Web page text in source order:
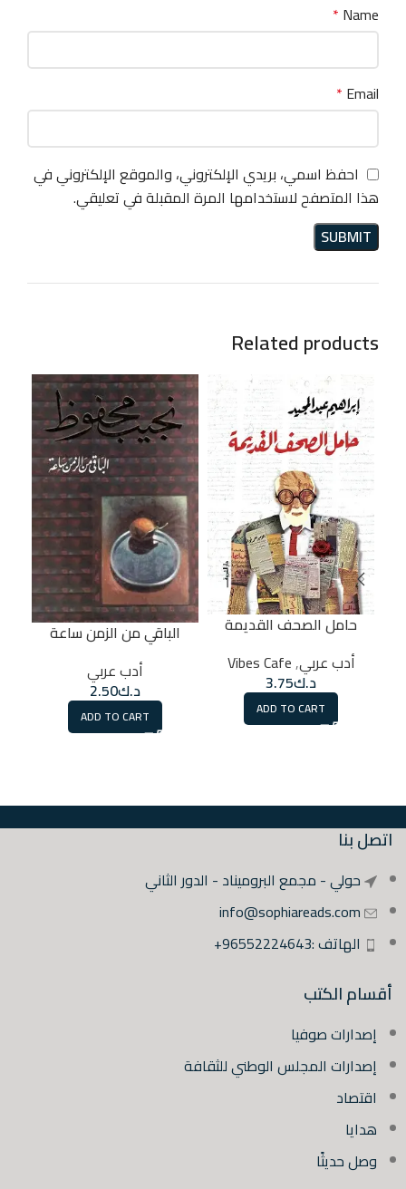
Name
*
Email
*
احفظ اسمي، بريدي الإلكتروني، والموقع الإلكتروني في
هذا المتصفح لاستخدامها المرة المقبلة في تعليقي.
Related products
حامل الصحف القديمة
أدب عربي,
Vibes Cafe
د.ك3.75
ADD TO CART
الباقي من الزمن ساعة
أدب عربي
د.ك2.50
ADD TO CART
اتصل بنا
حولي - مجمع البروميناد - الدور الثاني
info@sophiareads.com
الهاتف :96552224643+
أقسام الكتب
إصدارات صوفيا
إصدارات المجلس الوطني للثقافة
اقتصاد
هدايا
وصل حديثًا